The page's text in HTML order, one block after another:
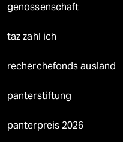
genossenschaft
taz zahl ich
recherchefonds ausland
panterstiftung
panterpreis 2026